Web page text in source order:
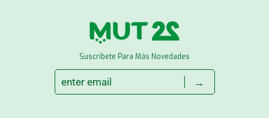
Suscríbete Para Más Novedades
→